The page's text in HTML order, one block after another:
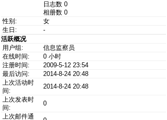
日志数 0
相册数 0
性别:
女
生日:
-
活跃概况
用户组:
信息监察员
在线时间:
0 小时
注册时间:
2009-5-12 23:54
最后访问:
2014-8-24 20:48
上次活动时
间:
2014-8-24 20:48
上次发表时
间:
0
上次邮件通